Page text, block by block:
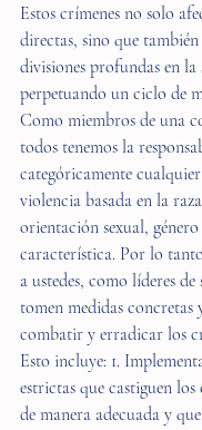
Estos crímenes no solo
directas, sino que
divisiones profundas en la
perpetuando un ciclo de
Como miembros de una
todos tenemos la
categóricamente
violencia basada en la
orientación sexual,
característica. Por lo
a ustedes, como líderes
tomen medidas concretas
combatir y erradicar los
Esto incluye: 1.
estrictas que castiguen
de manera adecuada y